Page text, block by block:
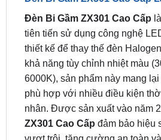
tiên tiến sử dụng công nghệ
thiết kế để thay thế đèn
khả năng tùy chỉnh nhiệt màu
6000K), sản phẩm này mang
phù hợp với nhiều điều kiện
nhân. Được sản xuất vào năm
ZX301 Cao Cấpđảm bảo hiệu
vượt trội, tăng cường an toàn